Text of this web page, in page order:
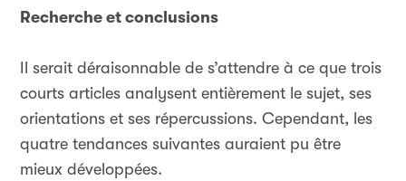
Recherche et conclusions
Il serait déraisonnable de s’attendre à ce que trois
courts articles analysent entièrement le sujet, ses
orientations et ses répercussions. Cependant, les
quatre tendances suivantes auraient pu être
mieux développées.